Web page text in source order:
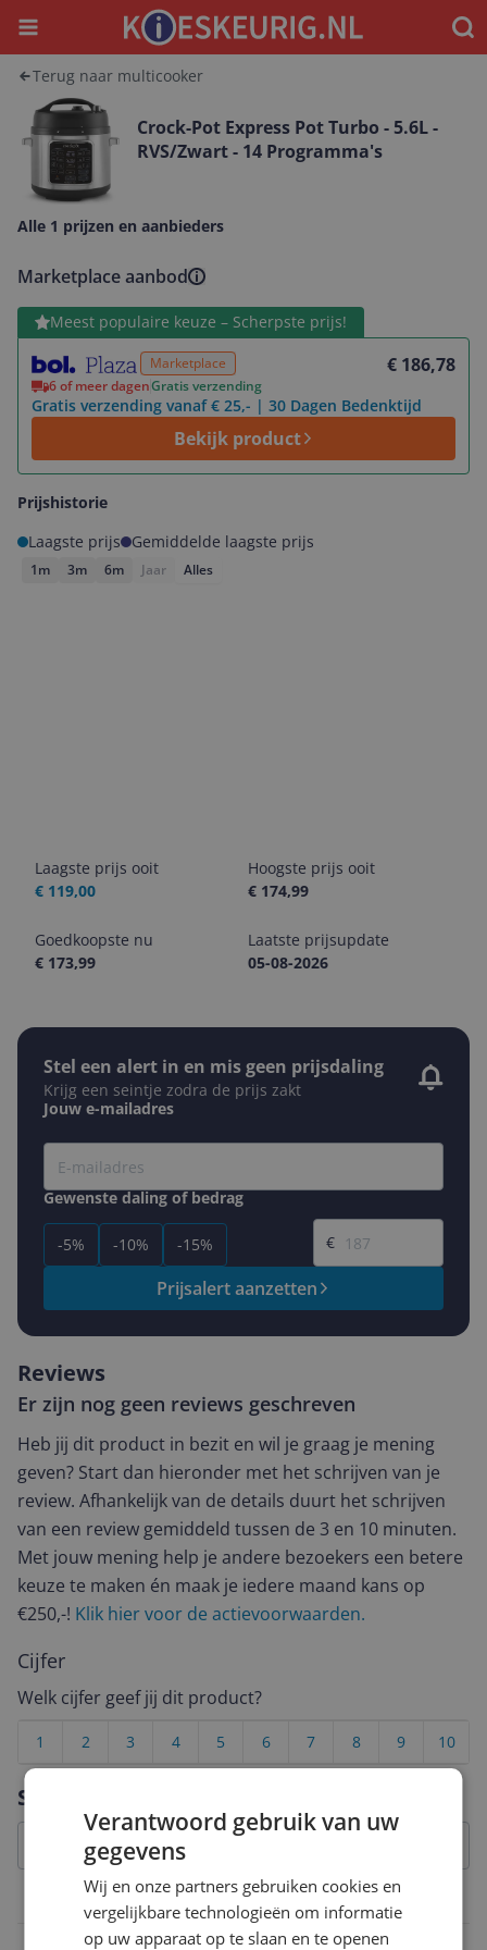
Menu
Terug naar multicooker
Crock-Pot Express Pot Turbo - 5.6L -
RVS/Zwart - 14 Programma's
Alle 1 prijzen en aanbieders
Marketplace aanbod
Meest populaire keuze – Scherpste prijs!
Marketplace € 186,78
6 of meer dagenGratis verzending
Gratis verzending vanaf € 25,- | 30 Dagen Bedenktijd
Bekijk product
Bekijk product
Prijshistorie
Laagste prijs
Gemiddelde laagste prijs
1m 3m 6m Jaar Alles
Laagste prijs ooit
€ 119,00
Hoogste prijs ooit
€ 174,99
Goedkoopste nu
€ 173,99
Laatste prijsupdate
05-08-2026
Stel een alert in en mis geen prijsdaling
Krijg een seintje zodra de prijs zakt
Jouw e-mailadres
Gewenste daling of bedrag
-5% -10% -15%
Gewenste prijs
€
Prijsalert aanzetten
Specificaties
Technische specificaties
Reviews
Er zijn nog geen reviews geschreven
Heb jij dit product in bezit en wil je graag je mening
geven? Start dan hieronder met het schrijven van je
review. Afhankelijk van de details duurt het schrijven
van een review gemiddeld tussen de 3 en 10 minuten.
Met jouw mening help je andere bezoekers een betere
keuze te maken én maak je iedere maand kans op
€250,-! Klik hier voor de actievoorwaarden.
Cijfer
Welk cijfer geef jij dit product?
10
9
8
7
6
5
4
3
2
1
Verantwoord gebruik van uw
gegevens
Wij en onze partners gebruiken cookies en
vergelijkbare technologieën om informatie
op uw apparaat op te slaan en te openen